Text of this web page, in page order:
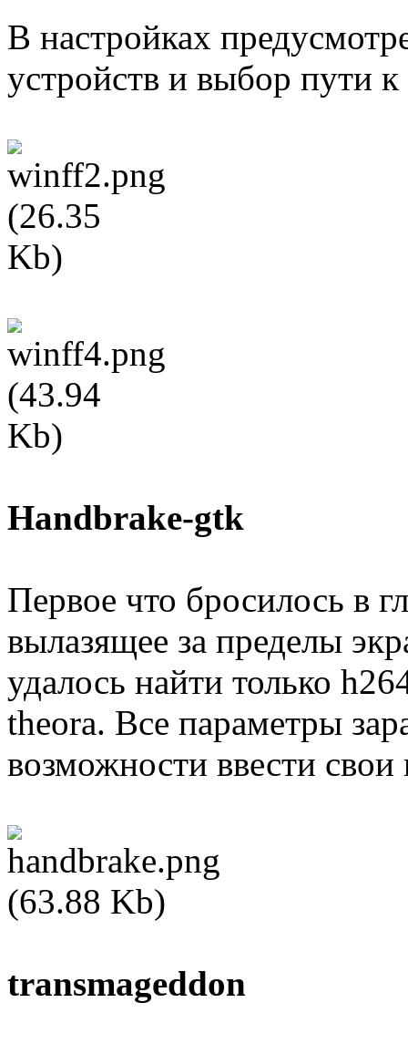
В настройках
устройств и выбор пути
Handbrake-gtk
Первое что бросилось в
вылазящее за пределы
удалось найти только
theora. Все параметры
возможности ввести свои
transmageddon